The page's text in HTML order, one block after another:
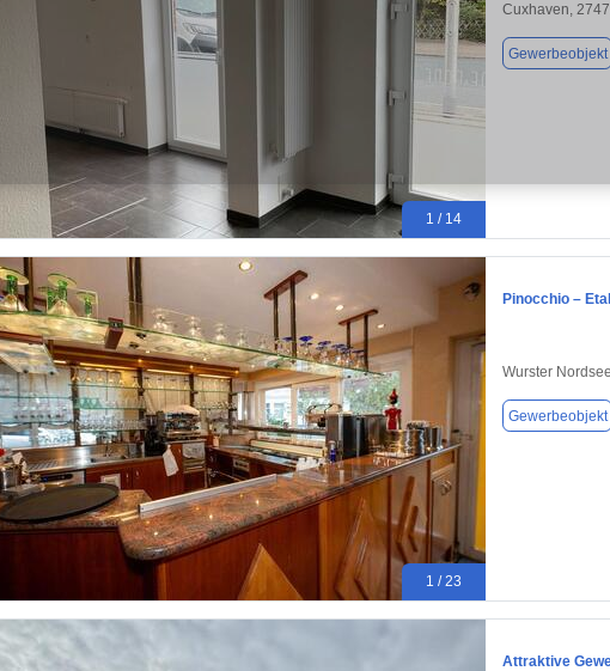
1 / 14
Cuxhaven,
Gewerbeobjekt
1 / 23
Pinocchio –
Wurster
Gewerbeobjekt
Attraktive